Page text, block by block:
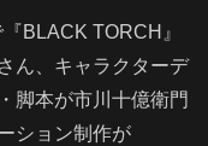
BLACK TORCH』
ん、キャラクターデ
脚本が市川十億衛門
ション制作が